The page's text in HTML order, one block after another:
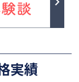
実績